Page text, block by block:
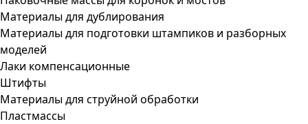
Материалы для дублирования
Материалы для подготовки штампиков и разборных
моделей
Лаки компенсационные
Штифты
Материалы для струйной обработки
Пластмассы